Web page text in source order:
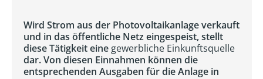
Wird Strom aus der Photovoltaikanlage verkauft
und in das öffentliche Netz eingespeist, stellt
diese Tätigkeit eine gewerbliche Einkunftsquelle
dar. Von diesen Einnahmen können die
entsprechenden Ausgaben für die Anlage in